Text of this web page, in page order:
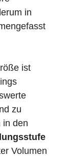
in
ist
zu
in den
Volumen